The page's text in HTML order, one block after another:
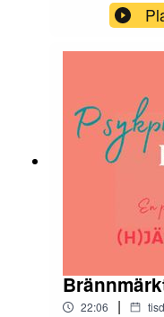
de tolv
antologin
stigma och den
bild. I
22:06 |